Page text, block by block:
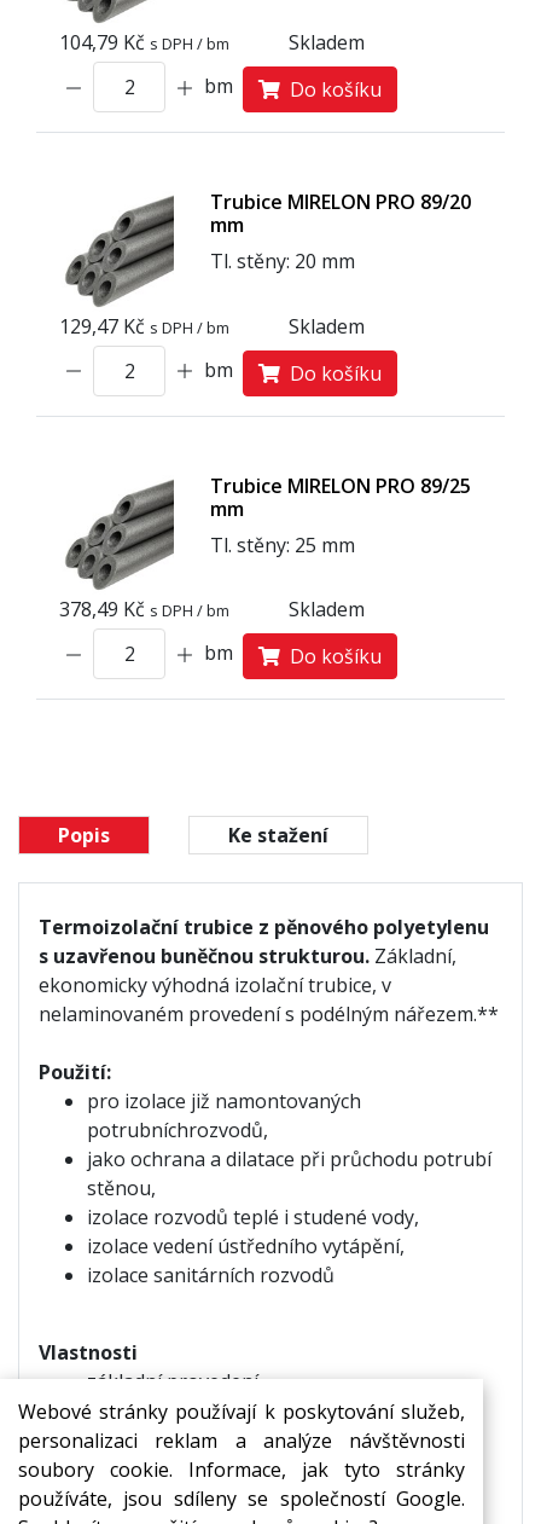
Webové stránky používají k poskytování služeb,
personalizaci reklam a analýze návštěvnosti
soubory cookie. Informace, jak tyto stránky
používáte, jsou sdíleny se společností Google.
104,79 Kč s DPH / bm
Skladem
bm
Do košíku
Trubice MIRELON PRO 89/20
mm
Tl. stěny: 20 mm
129,47 Kč s DPH / bm
Skladem
bm
Do košíku
Trubice MIRELON PRO 89/25
mm
Tl. stěny: 25 mm
378,49 Kč s DPH / bm
Skladem
bm
Do košíku
Popis Ke stažení
Termoizolační trubice z pěnového polyetylenu
s uzavřenou buněčnou strukturou. Základní,
ekonomicky výhodná izolační trubice, v
nelaminovaném provedení s podélným nářezem.**
Použití:
pro izolace již namontovaných
potrubníchrozvodů,
jako ochrana a dilatace při průchodu potrubí
stěnou,
izolace rozvodů teplé i studené vody,
izolace vedení ústředního vytápění,
izolace sanitárních rozvodů
Vlastnosti
základní provedení,
ekonomicky výhodná varianta,
zvuková a tepelná izolace,
ohebnost a snadná zpracovatelnost,
chemická odolnost,